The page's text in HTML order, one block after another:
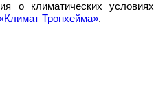
о климатических условиях
Тронхейма».